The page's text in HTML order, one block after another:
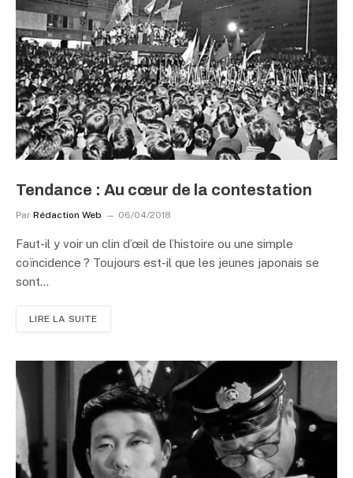
Tendance : Au cœur de la contestation
Par Rédaction Web 06/04/2018
Faut-il y voir un clin d’œil de l’histoire ou une simple
coïncidence ? Toujours est-il que les jeunes japonais se
sont…
LIRE LA SUITE